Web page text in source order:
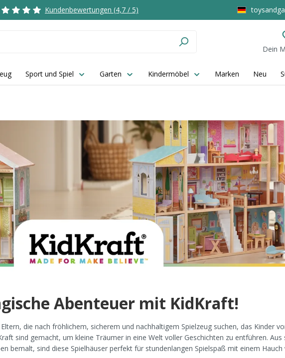
Kundenbewertungen (4,7 / 5)
Dein
Sport und Spiel Garten Kindermöbel Marken Neu
Abenteuer mit KidKraft!
die nach fröhlichem, sicherem und nachhaltigem Spielzeug suchen, das Kinder
sind gemacht, um kleine Träumer in eine Welt voller Geschichten zu entführen.
bemalt, sind diese Spielhäuser perfekt für stundenlangen Spielspaß mit einem Hauch